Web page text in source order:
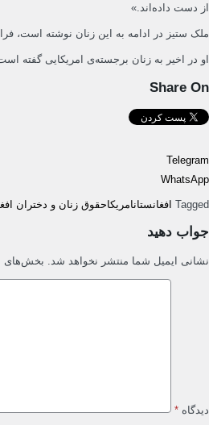
از دست داده‌اند.»
ملک ستیز در ادامه به این زنان نوشته است،
او در اخیر به زنان برجسته‌ی امریکایی گفته
Share On
Telegram
WhatsApp
Tagged افغانستانامریکاحقوق زنان و دختران
جواب دهید
نشانی ایمیل شما منتشر نخواهد شد. بخش‌های
دیدگاه *